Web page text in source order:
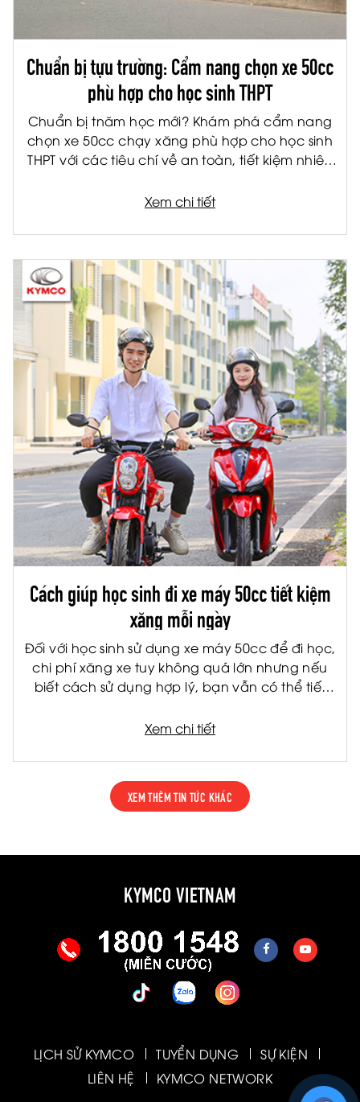
Chuẩn bị tựu trường: Cẩm nang chọn xe 50cc
phù hợp cho học sinh THPT
Chuẩn bị tnăm học mới? Khám phá cẩm nang
chọn xe 50cc chạy xăng phù hợp cho học sinh
THPT với các tiêu chí về an toàn, tiết kiệm nhiên
Xem chi tiết
Cách giúp học sinh đi xe máy 50cc tiết kiệm
xăng mỗi ngày
Đối với học sinh sử dụng xe máy 50cc để đi học,
chi phí xăng xe tuy không quá lớn nhưng nếu
biết cách sử dụng hợp lý, bạn vẫn có thể tiết
chi phí cho gia đình, việc tiết kiệm nhiên liệu còn
hóc về lâu dài.
Xem chi tiết
XEM THÊM TIN TỨC KHÁC
KYMCO VIETNAM
LỊCH SỬ KYMCO TUYỂN DỤNG
SỰ KIỆN
LIÊN HỆ
KYMCO NETWORK